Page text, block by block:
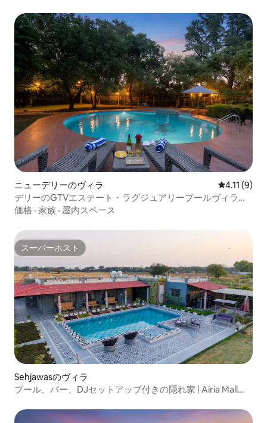
ニューデリーのヴィラ レビュー9
4.11 (9)
デリーのGTVエステート・ラグジュアリープールヴィラの
エステート10
価格 · 家族 · 屋内スペース
スーパーホスト
スーパーホスト
Sehjawasのヴィラ
プール、バー、DJセットアップ付きの隠れ家 | Airia Mall近